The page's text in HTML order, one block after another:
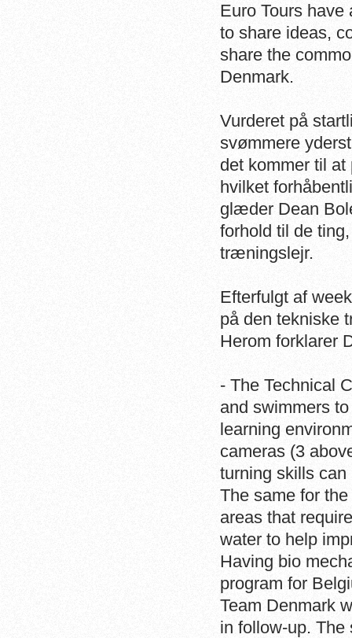
Euro Tours
to share ideas,
share the
Denmark.
Vurderet på
svømmere
det kommer til
hvilket
glæder Dean
forhold til de
træningslejr.
Efterfulgt af
på den tekniske
Herom forklarer
- The Technical
and swimmers
learning
cameras (3
turning skills
The same for
areas that
water to help
Having bio
program for
Team Denmark
in follow-up.